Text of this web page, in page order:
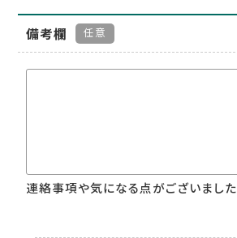
備考欄 任意
連絡事項や気になる点がございました